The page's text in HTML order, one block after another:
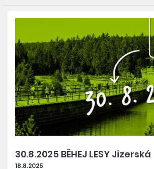
30.8.2025 BĚHEJ LESY Jizerská
18.8.2025